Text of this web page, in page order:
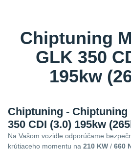
Chiptuning
GLK 350
195kw
Chiptuning - Chiptuning
350 CDI (3.0) 195kw
Na Vašom vozidle odporúčame
krútiaceho momentu na 210 KW / 660